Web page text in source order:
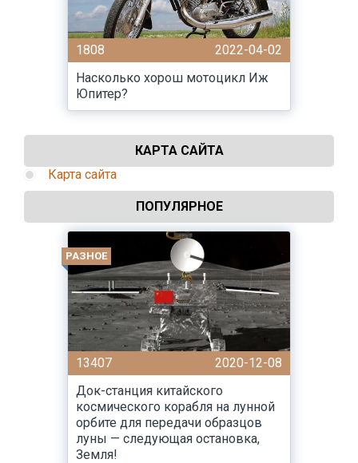
1808
2022-04-02
Насколько хорош мотоцикл Иж
Юпитер?
КАРТА САЙТА
Карта сайта
ПОПУЛЯРНОЕ
РАЗНОЕ
13407
2020-12-08
Док-станция китайского
космического корабля на лунной
орбите для передачи образцов
луны — следующая остановка,
Земля!